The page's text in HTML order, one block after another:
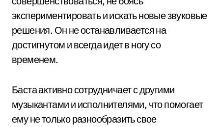
экспериментировать и искать новые звуковые
решения. Он не останавливается на
достигнутом и всегда идет в ногу со
временем.
Баста активно сотрудничает с другими
музыкантами и исполнителями, что помогает
ему не только разнообразить свое